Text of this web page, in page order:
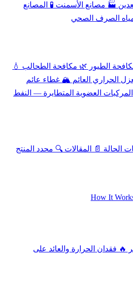
🏭 مصانع الأسمنت 🧪 المصانع
الصرف الصحي
الطيور 🌿 مكافحة الطحالب 💧
الحراري العائم 🏔️ غطاء عائم
المركبات العضوية المتطايرة — النفط
الحالة 📄 المقالات 🔍 محدد المنتج
🔥 فقدان الحرارة والعائد على